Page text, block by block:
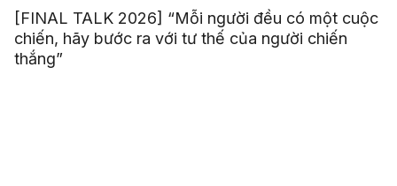
[FINAL TALK 2026] “Mỗi người đều có một cuộc
chiến, hãy bước ra với tư thế của người chiến
thắng”